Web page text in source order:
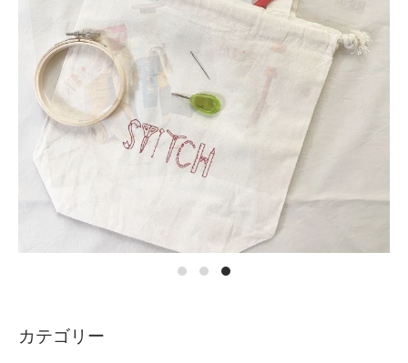
カテゴリー